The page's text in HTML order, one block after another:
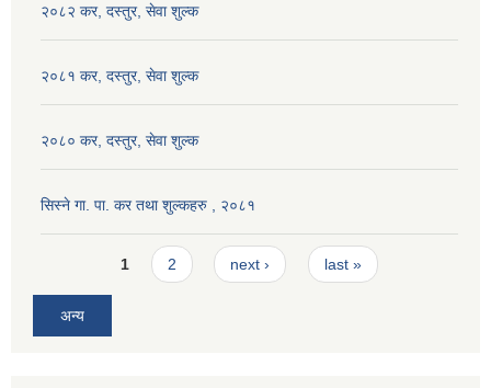
२०८२ कर, दस्तुर, सेवा शुल्क
२०८१ कर, दस्तुर, सेवा शुल्क
२०८० कर, दस्तुर, सेवा शुल्क
सिस्ने गा. पा. कर तथा शुल्कहरु , २०८१
Pages1 2 next › last »
अन्य